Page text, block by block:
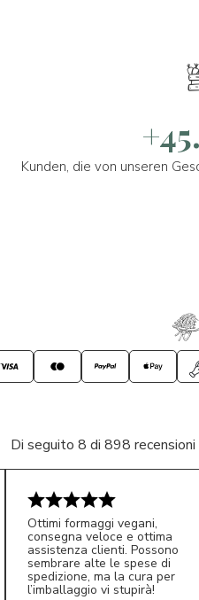
Kunden, die von unseren
Di seguito 8 di 898
Ottimi formaggi vegani,
consegna veloce e ottima
assistenza clienti. Possono
sembrare alte le spese di
spedizione, ma la cura per
l’imballaggio vi stupirà!